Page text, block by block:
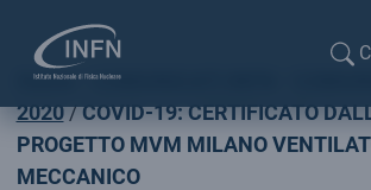
Home
COMUNICATI INFN
2020
COVID-19: CERTIFICATO
PROGETTO MVM MILANO
MECCANICO